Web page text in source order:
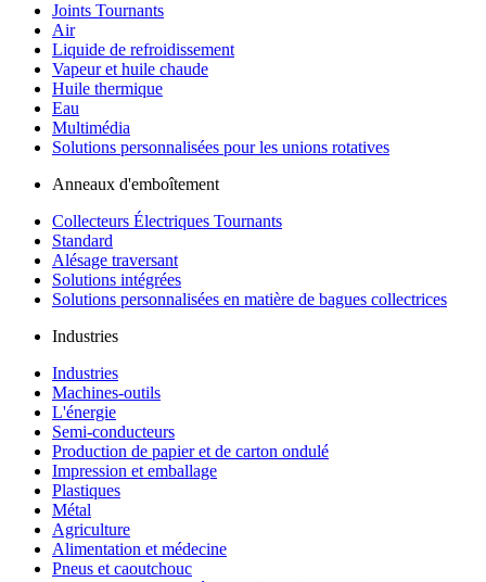
Joints Tournants
Air
Liquide de refroidissement
Vapeur et huile chaude
Huile thermique
Eau
Multimédia
Solutions personnalisées pour les unions rotatives
Anneaux d'emboîtement
Collecteurs Électriques Tournants
Standard
Alésage traversant
Solutions intégrées
Solutions personnalisées en matière de bagues collectrices
Industries
Industries
Machines-outils
L'énergie
Semi-conducteurs
Production de papier et de carton ondulé
Impression et emballage
Plastiques
Métal
Agriculture
Alimentation et médecine
Pneus et caoutchouc